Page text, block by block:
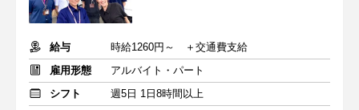
給与
時給1260円～ ＋交通費支給
雇用形態
アルバイト・パート
シフト
週5日 1日8時間以上